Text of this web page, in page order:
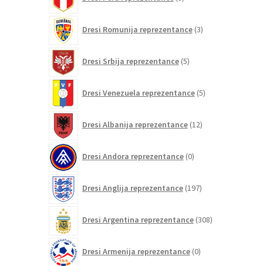
izdelki
Dresi Romunija reprezentance 3izdelki
Dresi Srbija reprezentance 5izdelkov
Dresi Venezuela reprezentance 5izdelkov
Dresi Albanija reprezentance 12izdelkov
Dresi Andora reprezentance 0izdelkov
Dresi Anglija reprezentance 197izdelkov
Dresi Argentina reprezentance 308izdelkov
Dresi Armenija reprezentance 0izdelkov